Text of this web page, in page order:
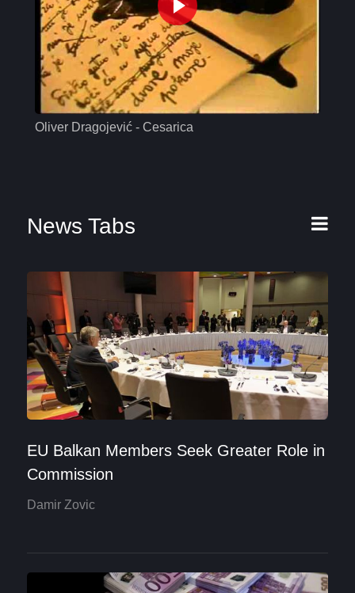
Oliver Dragojević - Cesarica
News Tabs
EU Balkan Members Seek Greater Role in
Commission
Damir Zovic